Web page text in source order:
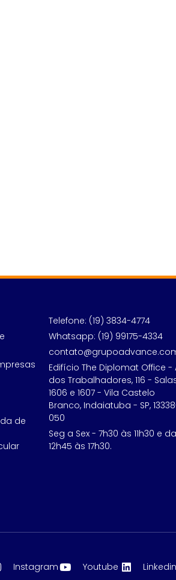
de
Telefone: (19) 3834-4774
Whatsapp: (19) 99175-4334
Edifício The Diplomat Office -
dos Trabalhadores, 116 -
1606 e 1607 - Vila Castelo
Branco, Indaiatuba - SP,
050
Seg a Sex - 7h30 às 11h30 e
12h45 às 17h30.
Instagram Youtube Linkedin